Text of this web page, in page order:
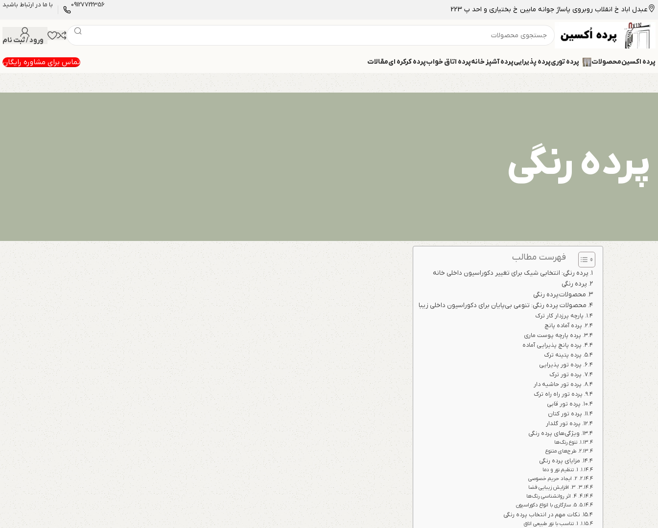
عبدل اباد خ انقلاب روبروی پاساژ جوانه مابین خ بختیاری و احد پ 223
09127722356 با ما در ارتباط باشید
ورود / ثبت نام
پرده اکسینمحصولات پرده توریپرده پذیراییپرده آشپز خانهپرده اتاق خوابپرده کرکره ایمقالات تماس برای مشاوره رایگان
پرده رنگی
فهرست مطالب
پرده رنگی: انتخابی شیک برای تغییر دکوراسیون داخلی خانه
پرده رنگی
محصولات پرده رنگی
محصولات پرده رنگی: تنوعی بی‌پایان برای دکوراسیون داخلی زیبا
پارچه پرزدار کار ترک
پرده آماده پانچ
پرده پارچه پوست ماری
پرده پانچ پذیرایی آماده
پرده پتینه ترک
پرده تور پذیرایی
پرده تور ترک
پرده تور حاشیه دار
پرده تور راه راه ترک
پرده تور قابی
پرده تور کتان
پرده تور گلدار
ویژگی‌های پرده رنگی
تنوع رنگ‌ها
طرح‌های متنوع
مزایای پرده رنگی
1. تنظیم نور و دما
2. ایجاد حریم خصوصی
3. افزایش زیبایی فضا
4. اثر روانشناسی رنگ‌ها
5. سازگاری با انواع دکوراسیون
نکات مهم در انتخاب پرده رنگی
1. تناسب با نور طبیعی اتاق